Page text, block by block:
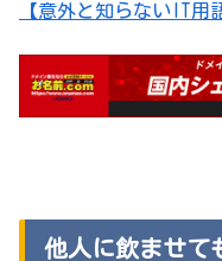
【意外と知らないIT
他人に飲ませて